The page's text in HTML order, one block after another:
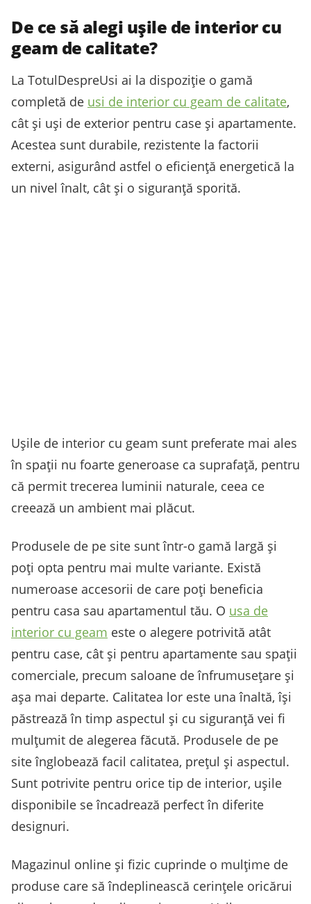
De ce să alegi ușile de interior cu
geam de calitate?
La TotulDespreUsi ai la dispoziție o gamă
completă de usi de interior cu geam de calitate,
cât și uși de exterior pentru case și apartamente.
Acestea sunt durabile, rezistente la factorii
externi, asigurând astfel o eficiență energetică la
un nivel înalt, cât și o siguranță sporită.
Ușile de interior cu geam sunt preferate mai ales
în spații nu foarte generoase ca suprafață, pentru
că permit trecerea luminii naturale, ceea ce
creează un ambient mai plăcut.
Produsele de pe site sunt într-o gamă largă și
poți opta pentru mai multe variante. Există
numeroase accesorii de care poți beneficia
pentru casa sau apartamentul tău. O usa de
interior cu geam este o alegere potrivită atât
pentru case, cât și pentru apartamente sau spații
comerciale, precum saloane de înfrumusețare și
așa mai departe. Calitatea lor este una înaltă, își
păstrează în timp aspectul și cu siguranță vei fi
mulțumit de alegerea făcută. Produsele de pe
site înglobează facil calitatea, prețul și aspectul.
Sunt potrivite pentru orice tip de interior, ușile
disponibile se încadrează perfect în diferite
designuri.
Magazinul online și fizic cuprinde o mulțime de
produse care să îndeplinească cerințele oricărui